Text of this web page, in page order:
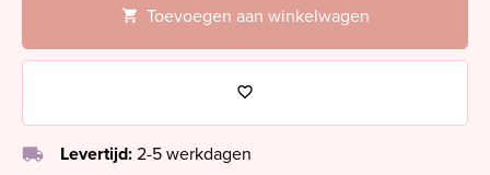
Toevoegen aan winkelwagen
local_shipping Levertijd: 2-5 werkdagen